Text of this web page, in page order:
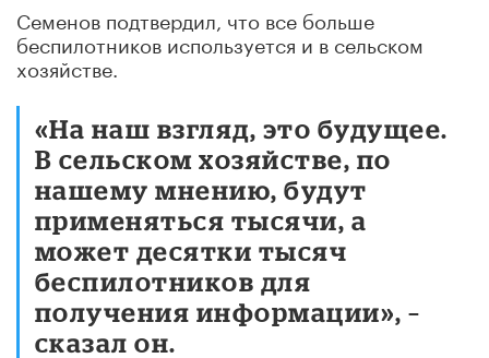
Семенов подтвердил, что все больше
беспилотников используется и в сельском
хозяйстве.
«На наш взгляд, это будущее.
В сельском хозяйстве, по
нашему мнению, будут
применяться тысячи, а
может десятки тысяч
беспилотников для
получения информации», –
сказал он.